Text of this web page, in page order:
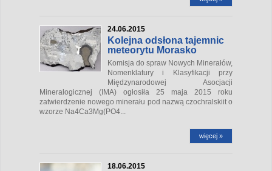
24.06.2015
Kolejna odsłona tajemnic
meteorytu Morasko
Komisja do spraw Nowych Minerałów,
Nomenklatury i Klasyfikacji przy
Międzynarodowej Asocjacji
Mineralogicznej (IMA) ogłosiła 25 maja 2015 roku
zatwierdzenie nowego minerału pod nazwą czochralskiit o
wzorze Na4Ca3Mg(PO4...
więcej »
18.06.2015